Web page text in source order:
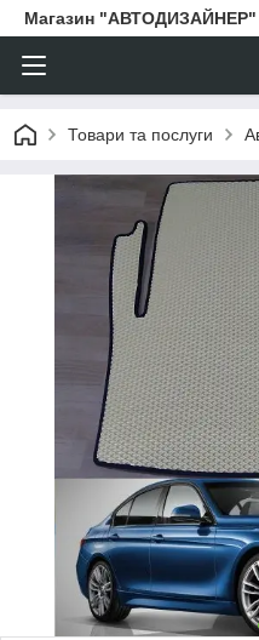
Магазин "АВТОДИЗАЙНЕР"
Товари та послуги